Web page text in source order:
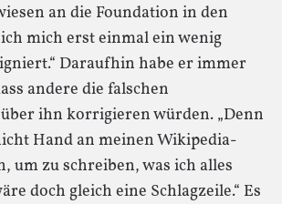
an die Foundation in den
mich erst einmal ein wenig
Daraufhin habe er immer
andere die falschen
ihn korrigieren würden. „Denn
Hand an meinen Wikipedia-
um zu schreiben, was ich alles
doch gleich eine Schlagzeile.“ Es